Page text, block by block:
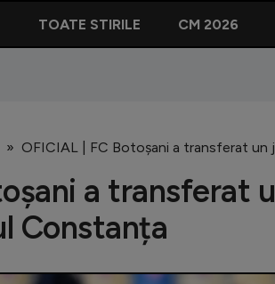
TOATE STIRILE CM 2026
OFICIAL | FC Botoșani a transferat
a transferat
Constanța